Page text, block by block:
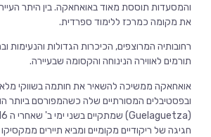
והמסעדות תוססת מאוד באואחאקה. בין היתר
את מקומה כמרכז ללימוד ספרדית.
רחובותיה המרוצפים, הכיכרות הגדולות והנעימות
תורמים לאווירה הנינוחה והקסומה שבעיירה.
אואחאקה ממשיכה להשאיר את חותמה בשווקי
ובפסטיבלים המסורתיים שלה כשהמפורסם ביותר
חגיגה של ריקודיים מקומיים ומביא תיירים